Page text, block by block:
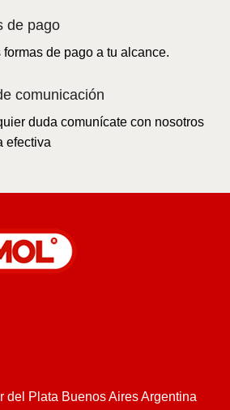
de pago
formas de pago a tu alcance.
comunicación
duda comunícate con nosotros
efectiva
del Plata Buenos Aires Argentina